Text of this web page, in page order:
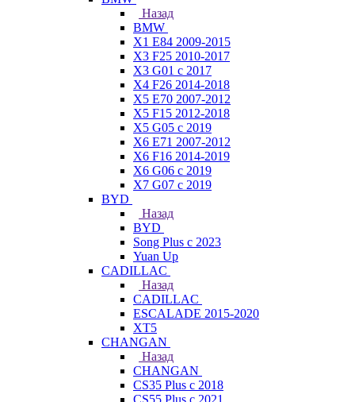
Назад
BMW
X1 E84 2009-2015
X3 F25 2010-2017
X3 G01 с 2017
X4 F26 2014-2018
X5 E70 2007-2012
X5 F15 2012-2018
X5 G05 с 2019
X6 E71 2007-2012
X6 F16 2014-2019
X6 G06 с 2019
X7 G07 с 2019
BYD
Назад
BYD
Song Plus с 2023
Yuan Up
CADILLAC
Назад
CADILLAC
ESСALADE 2015-2020
XT5
CHANGAN
Назад
CHANGAN
CS35 Plus с 2018
CS55 Plus с 2021